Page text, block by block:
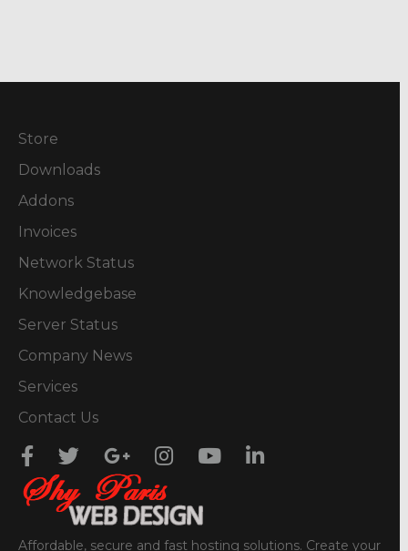
Store
Downloads
Addons
Invoices
Network Status
Knowledgebase
Server Status
Company News
Services
Contact Us
Affordable, secure and fast hosting solutions. Create your